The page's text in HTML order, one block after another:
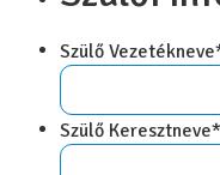
Szülő Vezetékneve
Szülő Keresztneve*